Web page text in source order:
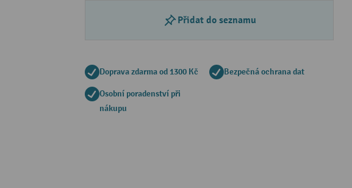
Přidat do seznamu
Doprava zdarma od 1300 Kč Bezpečná ochrana dat
Osobní poradenství při
nákupu